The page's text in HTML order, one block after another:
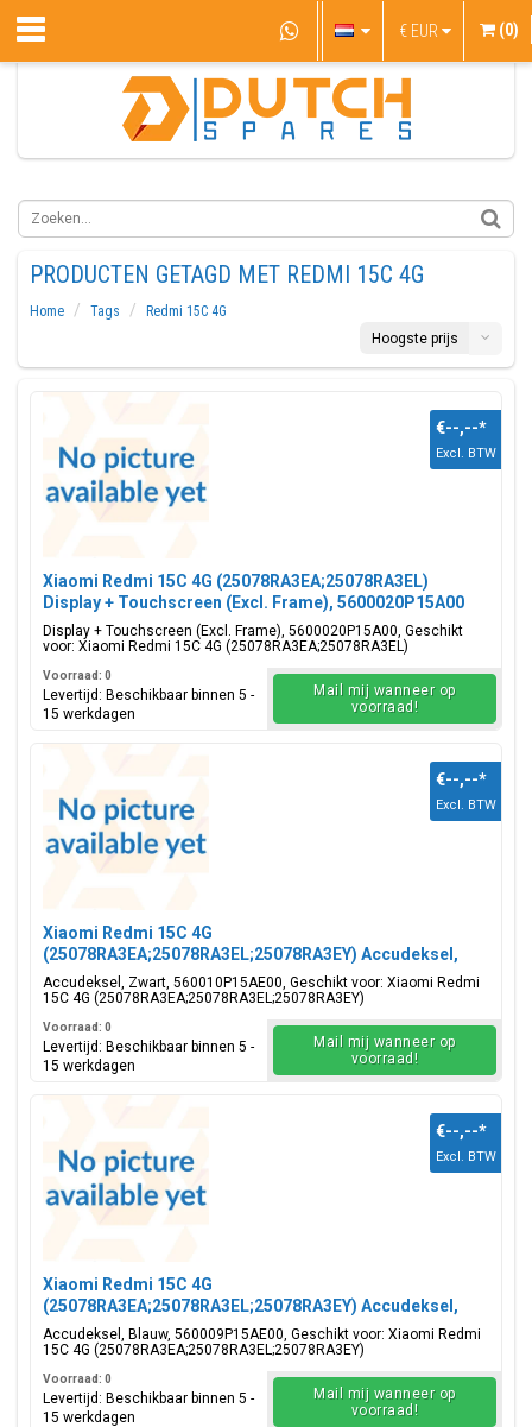
€ EUR (0)
PRODUCTEN GETAGD MET REDMI 15C 4G
Home Tags
Redmi 15C 4G
Hoogste prijs
Xiaomi Redmi 15C 4G (25078RA3EA;25078RA3EL)
Display + Touchscreen (Excl. Frame), 5600020P15A00
Display + Touchscreen (Excl. Frame), 5600020P15A00, Geschikt
voor: Xiaomi Redmi 15C 4G (25078RA3EA;25078RA3EL)
€--,--*
Excl. BTW
Voorraad: 0
Levertijd: Beschikbaar binnen 5 -
15 werkdagen
Mail mij wanneer op
voorraad!
Xiaomi Redmi 15C 4G
(25078RA3EA;25078RA3EL;25078RA3EY) Accudeksel,
Zwart, 560010P15AE00
Accudeksel, Zwart, 560010P15AE00, Geschikt voor: Xiaomi Redmi
15C 4G (25078RA3EA;25078RA3EL;25078RA3EY)
€--,--*
Excl. BTW
Voorraad: 0
Levertijd: Beschikbaar binnen 5 -
15 werkdagen
Mail mij wanneer op
voorraad!
Xiaomi Redmi 15C 4G
(25078RA3EA;25078RA3EL;25078RA3EY) Accudeksel,
Blauw, 560009P15AE00
Accudeksel, Blauw, 560009P15AE00, Geschikt voor: Xiaomi Redmi
15C 4G (25078RA3EA;25078RA3EL;25078RA3EY)
€--,--*
Excl. BTW
Voorraad: 0
Levertijd: Beschikbaar binnen 5 -
15 werkdagen
Mail mij wanneer op
voorraad!